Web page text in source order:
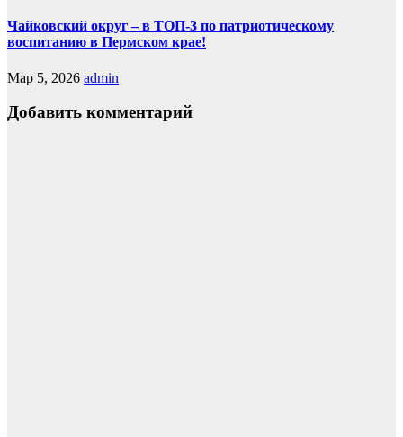
Чайковский округ – в ТОП-3 по патриотическому
воспитанию в Пермском крае!
Мар 5, 2026 admin
Добавить комментарий